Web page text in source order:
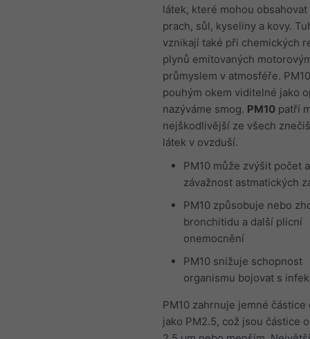
látek, které mohou obsahovat
prach, sůl, kyseliny a kovy.
vznikají také při chemických
plynů emitovaných
průmyslem v atmosféře.
pouhým okem viditelné jako
nazýváme smog. PM10 patří
nejškodlivější ze všech
látek v ovzduší.
PM10 může zvýšit počet a
závažnost astmatických
PM10 způsobuje nebo
bronchitidu a další plicní
onemocnění
PM10 snižuje schopnost
organismu bojovat s
PM10 zahrnuje jemné
jako PM2.5, což jsou částice